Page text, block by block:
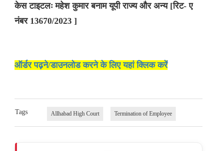
केस टाइटलः महेश कुमार बनाम यूपी राज्य और अन्‍य [रिट- ए
नंबर 13670/2023 ]
ऑर्डर पढ़ने/डाउनलोड करने के लिए यहां क्लिक करें
Tags Allhabad High Court Termination of Employee